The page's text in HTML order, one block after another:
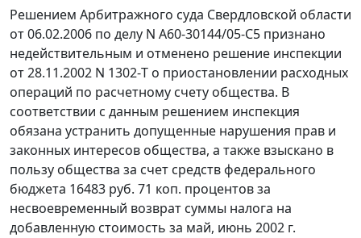
Решением Арбитражного суда Свердловской области
от 06.02.2006 по делу N А60-30144/05-С5 признано
недействительным и отменено решение инспекции
от 28.11.2002 N 1302-Т о приостановлении расходных
операций по расчетному счету общества. В
соответствии с данным решением инспекция
обязана устранить допущенные нарушения прав и
законных интересов общества, а также взыскано в
пользу общества за счет средств федерального
бюджета 16483 руб. 71 коп. процентов за
несвоевременный возврат суммы налога на
добавленную стоимость за май, июнь 2002 г.